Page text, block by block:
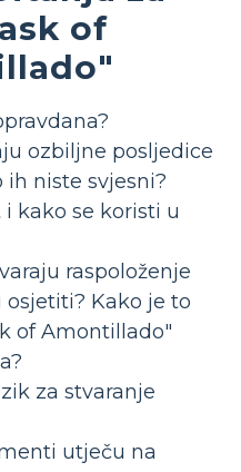
of
ozbiljne posljedice
ih niste svjesni?
kako se koristi u
raspoloženje
Kako je to
of Amontillado"
za stvaranje
utječu na